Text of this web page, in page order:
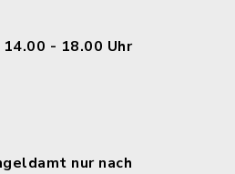
- 18.00 Uhr
nur nach